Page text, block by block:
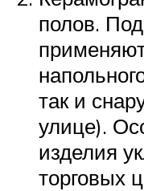
полов.
так и
улице).
изделия
торговых